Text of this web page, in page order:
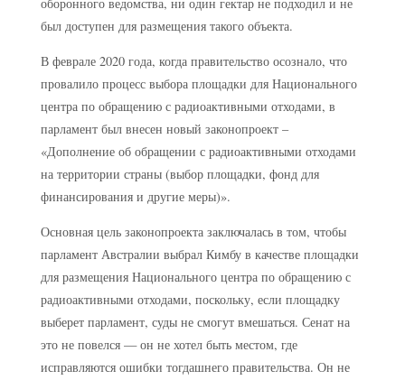
был доступен для размещения такого объекта.
В феврале 2020 года, когда правительство осознало, что
провалило процесс выбора площадки для Национального
центра по обращению с радиоактивными отходами, в
парламент был внесен новый законопроект –
«Дополнение об обращении с радиоактивными отходами
на территории страны (выбор площадки, фонд для
финансирования и другие меры)».
Основная цель законопроекта заключалась в том, чтобы
парламент Австралии выбрал Кимбу в качестве площадки
для размещения Национального центра по обращению с
радиоактивными отходами, поскольку, если площадку
выберет парламент, суды не смогут вмешаться. Сенат на
это не повелся — он не хотел быть местом, где
исправляются ошибки тогдашнего правительства. Он не